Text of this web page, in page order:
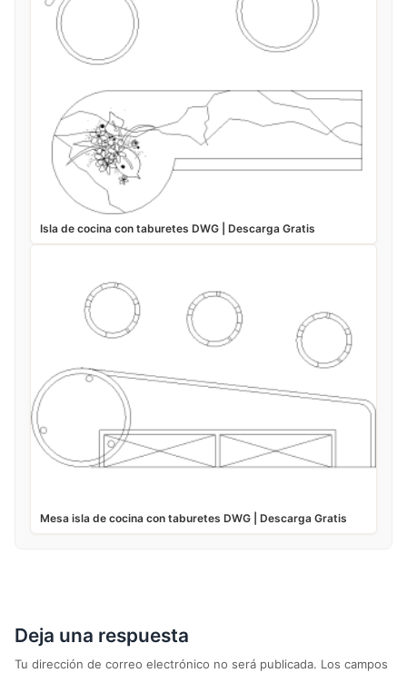
Isla de cocina con taburetes DWG | Descarga Gratis
Mesa isla de cocina con taburetes DWG | Descarga Gratis
Deja una respuesta
Tu dirección de correo electrónico no será publicada. Los campos